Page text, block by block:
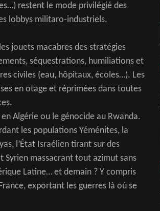
restent le mode privilégié des
lobbys militaro-industriels.
jouets macabres des stratégies
séquestrations, humiliations et
civiles (eau, hôpitaux, écoles…). Les
en otage et réprimées dans toutes
Algérie ou le génocide au Rwanda.
les populations Yéménites, la
l’État Israélien tirant sur des
Syrien massacrant tout azimut sans
Latine… et demain ? Y compris
exportant les guerres là où se